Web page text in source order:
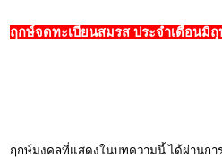
ฤกษ์จดทะเบียนสมรส ประจำเดือนมิถุ
ฤกษ์มงคลที่แสดงในบทความนี้ ได้ผ่านก